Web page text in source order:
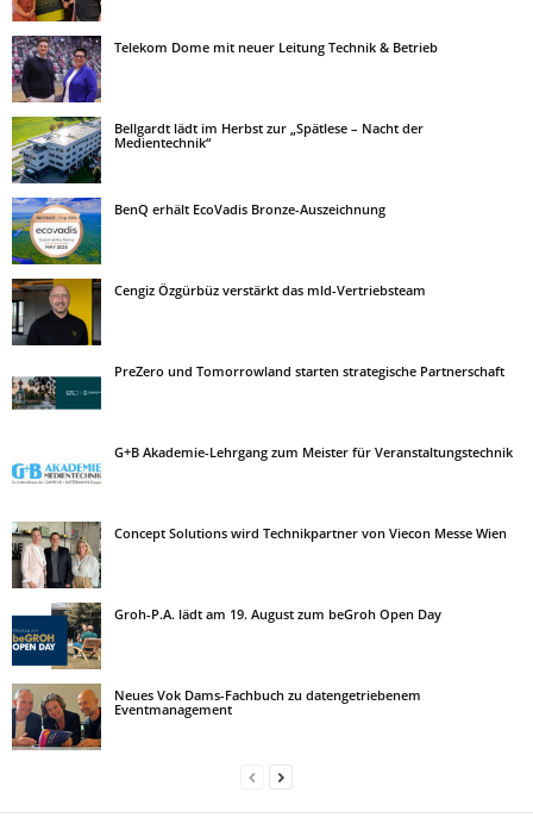
Telekom Dome mit neuer Leitung Technik & Betrieb
Bellgardt lädt im Herbst zur „Spätlese – Nacht der
Medientechnik“
BenQ erhält EcoVadis Bronze-Auszeichnung
Cengiz Özgürbüz verstärkt das mld-Vertriebsteam
PreZero und Tomorrowland starten strategische Partnerschaft
G+B Akademie-Lehrgang zum Meister für Veranstaltungstechnik
Concept Solutions wird Technikpartner von Viecon Messe Wien
Groh-P.A. lädt am 19. August zum beGroh Open Day
Neues Vok Dams-Fachbuch zu datengetriebenem
Eventmanagement